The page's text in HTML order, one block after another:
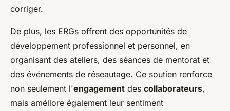
corriger.
De plus, les ERGs offrent des opportunités de
développement professionnel et personnel, en
organisant des ateliers, des séances de mentorat et
des événements de réseautage. Ce soutien renforce
non seulement l'engagement des collaborateurs,
mais améliore également leur sentiment